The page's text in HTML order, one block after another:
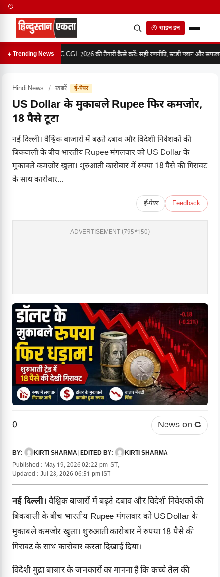
साइन इन
Trending NewsSSC CGL 2026 की तैयारी कैसे करें: सही रणनीति, स्टडी प्लान और
Hindi News / खबरें ई-पेपर
US Dollar के मुकाबले Rupee फिर कमजोर,
18 पैसे टूटा
नई दिल्ली। वैश्विक बाजारों में बढ़ते दबाव और विदेशी निवेशकों की
बिकवाली के बीच भारतीय Rupee मंगलवार को US Dollar के
मुकाबले कमजोर खुला। शुरुआती कारोबार में रुपया 18 पैसे की गिरावट
के साथ कारोबार...
ई-पेपर Feedback
ADVERTISEMENT (795*150)
0 News on G
BY: KIRTI SHARMA EDITED BY:
KIRTI SHARMA
Published : May 19, 2026 02:22 pm IST,
Updated : Jul 28, 2026 06:51 pm IST
नई दिल्ली। वैश्विक बाजारों में बढ़ते दबाव और विदेशी निवेशकों की
बिकवाली के बीच भारतीय Rupee मंगलवार को US Dollar के
मुकाबले कमजोर खुला। शुरुआती कारोबार में रुपया 18 पैसे की
गिरावट के साथ कारोबार करता दिखाई दिया।
विदेशी मुद्रा बाजार के जानकारों का मानना है कि कच्चे तेल की